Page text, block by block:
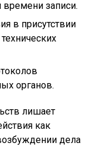
времени записи.
в присутствии
органов.
лишает
как
дела